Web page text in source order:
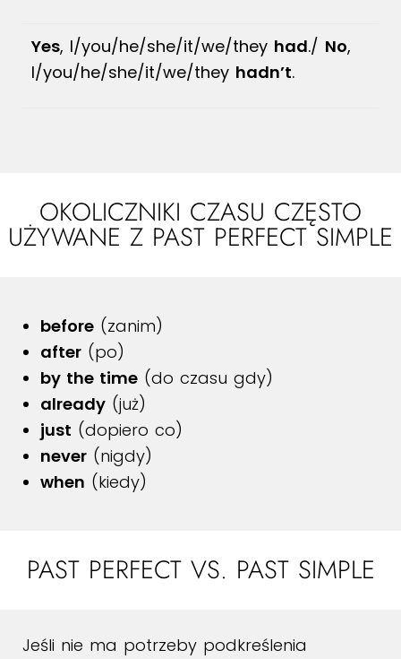
Yes, I/you/he/she/it/we/they had./ No,
I/you/he/she/it/we/they hadn’t.
OKOLICZNIKI CZASU CZĘSTO
UŻYWANE Z PAST PERFECT SIMPLE
before (zanim)
after (po)
by the time (do czasu gdy)
already (już)
just (dopiero co)
never (nigdy)
when (kiedy)
PAST PERFECT VS. PAST SIMPLE
Jeśli nie ma potrzeby podkreślenia